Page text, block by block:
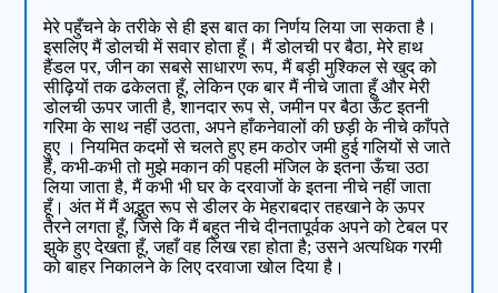
मेरे पहुँचने के तरीके से ही इस बात का निर्णय लिया जा सकता है।
इसलिए मैं डोलची में सवार होता हूँ। मैं डोलची पर बैठा, मेरे हाथ
हैंडल पर, जीन का सबसे साधारण रूप, मैं बड़ी मुश्किल से खुद को
सीढ़ियों तक ढकेलता हूँ, लेकिन एक बार मैं नीचे जाता हूँ और मेरी
डोलची ऊपर जाती है, शानदार रूप से, जमीन पर बैठा ऊँट इतनी
गरिमा के साथ नहीं उठता, अपने हाँकनेवालों की छड़ी के नीचे काँपते
हुए । नियमित कदमों से चलते हुए हम कठोर जमी हुई गलियों से जाते
हैं, कभी-कभी तो मुझे मकान की पहली मंजिल के इतना ऊँचा उठा
लिया जाता है, मैं कभी भी घर के दरवाजों के इतना नीचे नहीं जाता
हूँ। अंत में मैं अद्भुत रूप से डीलर के मेहराबदार तहखाने के ऊपर
तैरने लगता हूँ, जिसे कि मैं बहुत नीचे दीनतापूर्वक अपने को टेबल पर
झुके हुए देखता हूँ, जहाँ वह लिख रहा होता है; उसने अत्यधिक गरमी
को बाहर निकालने के लिए दरवाजा खोल दिया है।